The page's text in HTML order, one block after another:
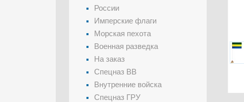
России
Имперские флаги
Морская пехота
Военная разведка
На заказ
Спецназ ВВ
Внутренние войска
Спецназ ГРУ